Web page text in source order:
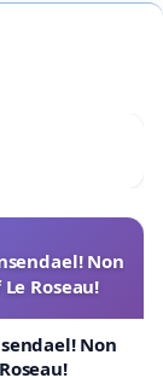
Non
Roseau!
Non